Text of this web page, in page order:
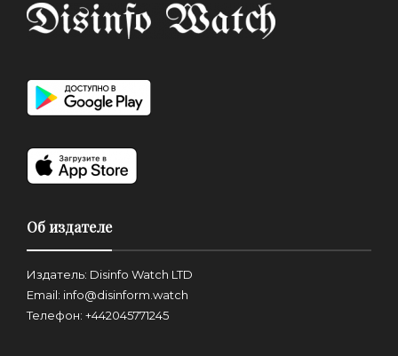
Об издателе
Издатель: Disinfo Watch LTD
Email: info@disinform.watch
Телефон: +442045771245